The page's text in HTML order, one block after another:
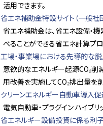
活用できます。
省エネ補助金特設サイト（一般社
省エネ補助金は、省エネ設備・
べることができる省エネ計算プ
工場・事業場における先導的な脱
意欲的なエネルギー起源CO₂削
用改善を実施してCO₂排出量を
クリーンエネルギー自動車導入
電気自動車・プラグイン ハイブ
省エネルギー設備投資に係る利